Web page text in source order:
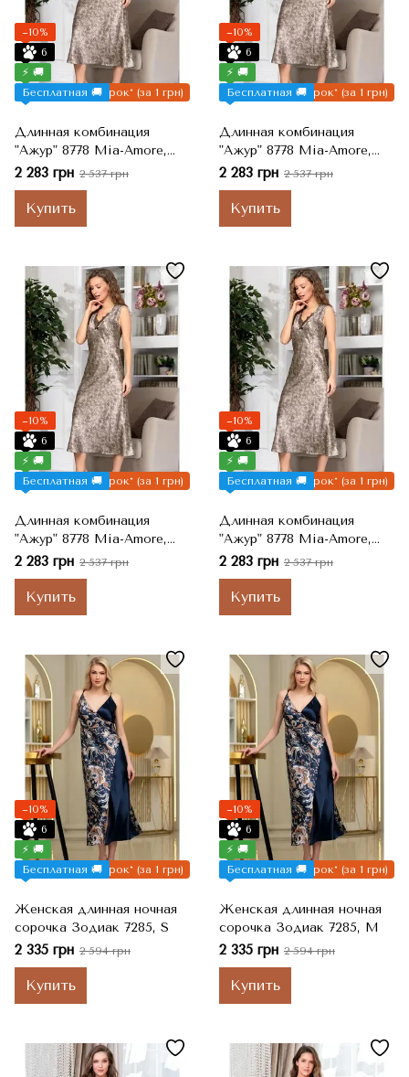
Подарок* (за 1 грн)
−10%
6
⚡ 🚚
Бесплатная 🚚
Длинная комбинация
"Ажур" 8778 Mia-Amore,
2XL
2 283 грн 2 537 грн
Купить
Подарок* (за 1 грн)
−10%
6
⚡ 🚚
Бесплатная 🚚
Длинная комбинация
"Ажур" 8778 Mia-Amore,
3XL
2 283 грн 2 537 грн
Купить
Подарок* (за 1 грн)
−10%
6
⚡ 🚚
Бесплатная 🚚
Длинная комбинация
"Ажур" 8778 Mia-Amore,
4XL
2 283 грн 2 537 грн
Купить
Подарок* (за 1 грн)
−10%
6
⚡ 🚚
Бесплатная 🚚
Длинная комбинация
"Ажур" 8778 Mia-Amore,
5XL
2 283 грн 2 537 грн
Купить
Подарок* (за 1 грн)
−10%
6
⚡ 🚚
Бесплатная 🚚
Женская длинная ночная
сорочка Зодиак 7285, S
2 335 грн 2 594 грн
Купить
Подарок* (за 1 грн)
−10%
6
⚡ 🚚
Бесплатная 🚚
Женская длинная ночная
сорочка Зодиак 7285, M
2 335 грн 2 594 грн
Купить